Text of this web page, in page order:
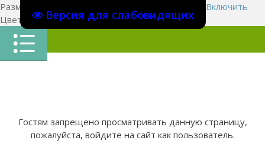
Версия для слабовидящих
Размер шрифта:
Включить
Цвет сайтаЦ Ц Ц Х
Гостям запрещено просматривать данную страницу,
пожалуйста, войдите на сайт как пользователь.